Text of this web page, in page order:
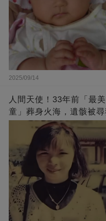
2025/09/14
人間天使！33年前「最
童」葬身火海，遺骸被
崩：真正的英雄不該被遺